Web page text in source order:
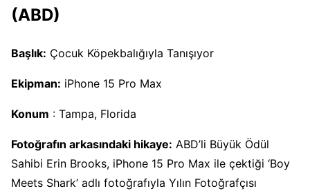
(ABD)
Başlık: Çocuk Köpekbalığıyla Tanışıyor
Ekipman: iPhone 15 Pro Max
Konum : Tampa, Florida
Fotoğrafın arkasındaki hikaye: ABD’li Büyük Ödül
Sahibi Erin Brooks, iPhone 15 Pro Max ile çektiği ‘Boy
Meets Shark’ adlı fotoğrafıyla Yılın Fotoğrafçısı